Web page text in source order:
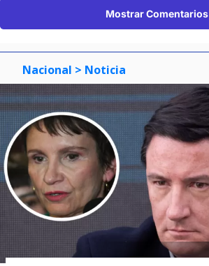
Mostrar Comentarios
Nacional > Noticia